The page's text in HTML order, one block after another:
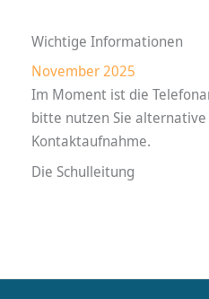
Wichtige Informationen
November 2025
Im Moment ist die
bitte nutzen Sie
Kontaktaufnahme.
Die Schulleitung